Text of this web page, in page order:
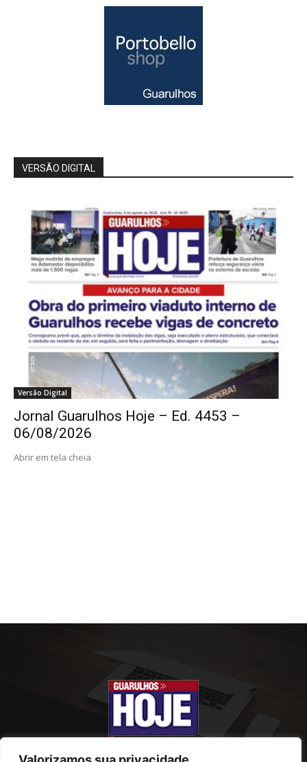
VERSÃO DIGITAL
Versão Digital
Jornal Guarulhos Hoje – Ed. 4453 –
06/08/2026
Abrir em tela cheia